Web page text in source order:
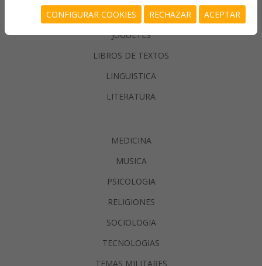
JUEGOS/PASATIEMPOS
JUGUETES
LIBROS DE TEXTOS
LINGUISTICA
LITERATURA
MEDICINA
MUSICA
PSICOLOGIA
RELIGIONES
SOCIOLOGIA
TECNOLOGIAS
TEMAS MILITARES
CONFIGURAR COOKIES RECHAZAR ACEPTAR